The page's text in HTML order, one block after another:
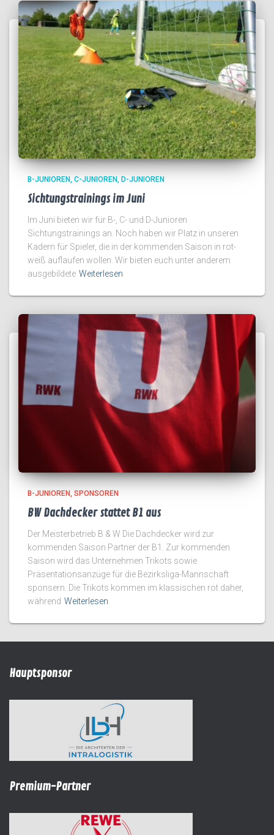
B-JUNIOREN C-JUNIOREN D-JUNIOREN
Sichtungstrainings im Juni
Im Juni bieten wir für B-, C- und D-Junioren
Sichtungstrainings an. Noch haben wir Platz in unseren
Kadern für Spieler, die in der kommenden Saison in rot-
weiß auflaufen wollen. Wir bieten euch unter anderem
ausgebildete Weiterlesen
B-JUNIOREN SPONSOREN
BW Dachdecker stattet B1 aus
Der Meisterbetrieb B & W Die Dachdecker wird zur
kommenden Saison Partner der B1. Zur kommenden
Saison wird das Unternehmen Trikots sowie
Präsentationsanzüge für die Bezirksliga-Mannschaft
sponsern. Die Trikots kommen im klassischen rot daher,
während Weiterlesen
Hauptsponsor
Premium-Partner